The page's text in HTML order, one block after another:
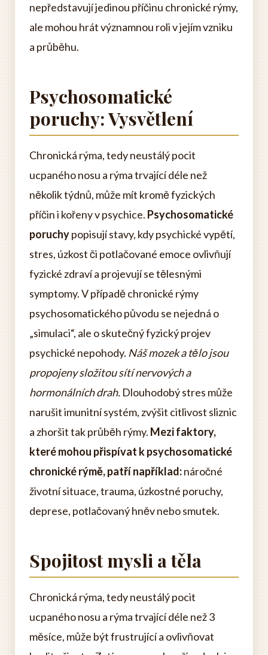
nepředstavují jedinou příčinu chronické rýmy,
ale mohou hrát významnou roli v jejím vzniku
a průběhu.
Psychosomatické
poruchy: Vysvětlení
Chronická rýma, tedy neustálý pocit
ucpaného nosu a rýma trvající déle než
několik týdnů, může mít kromě fyzických
příčin i kořeny v psychice. Psychosomatické
poruchypopisují stavy, kdy psychické vypětí,
stres, úzkost či potlačované emoce ovlivňují
fyzické zdraví a projevují se tělesnými
symptomy. V případě chronické rýmy
psychosomatického původu se nejedná o
„simulaci“, ale o skutečný fyzický projev
psychické nepohody. Náš mozek a tělo jsou
propojeny složitou sítí nervových a
hormonálních drah. Dlouhodobý stres může
narušit imunitní systém, zvýšit citlivost sliznic
a zhoršit tak průběh rýmy. Mezi faktory,
které mohou přispívat k psychosomatické
chronické rýmě, patří například:náročné
životní situace, trauma, úzkostné poruchy,
deprese, potlačovaný hněv nebo smutek.
Spojitost mysli a těla
Chronická rýma, tedy neustálý pocit
ucpaného nosu a rýma trvající déle než 3
měsíce, může být frustrující a ovlivňovat